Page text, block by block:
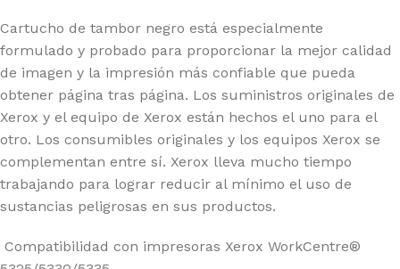
Cartucho de tambor negro está especialmente
formulado y probado para proporcionar la mejor calidad
de imagen y la impresión más confiable que pueda
obtener página tras página. Los suministros originales de
Xerox y el equipo de Xerox están hechos el uno para el
otro. Los consumibles originales y los equipos Xerox se
complementan entre sí. Xerox lleva mucho tiempo
trabajando para lograr reducir al mínimo el uso de
sustancias peligrosas en sus productos.
Compatibilidad con impresoras Xerox WorkCentre®